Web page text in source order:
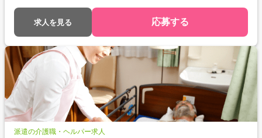
求人を見る 応募する
派遣の介護職・ヘルパー求人